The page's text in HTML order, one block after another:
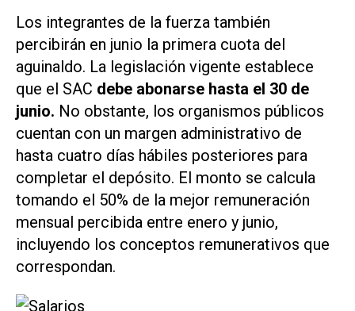
Los integrantes de la fuerza también
percibirán en junio la primera cuota del
aguinaldo. La legislación vigente establece
que el SAC debe abonarse hasta el 30 de
junio. No obstante, los organismos públicos
cuentan con un margen administrativo de
hasta cuatro días hábiles posteriores para
completar el depósito. El monto se calcula
tomando el 50% de la mejor remuneración
mensual percibida entre enero y junio,
incluyendo los conceptos remunerativos que
correspondan.